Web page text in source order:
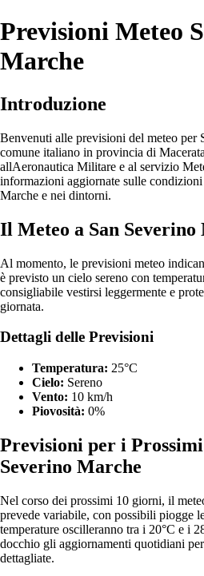
Previsioni Meteo
Marche
Introduzione
Benvenuti alle previsioni del meteo per
comune italiano in provincia di
allAeronautica Militare e al servizio
informazioni aggiornate sulle
Marche e nei dintorni.
Il Meteo a San
Al momento, le previsioni meteo
è previsto un cielo sereno con
consigliabile vestirsi leggermente e
giornata.
Dettagli delle Previsioni
Temperatura: 25°C
Cielo: Sereno
Vento: 10 km/h
Piovosità: 0%
Previsioni per i
Severino Marche
Nel corso dei prossimi 10 giorni, il
prevede variabile, con possibili piogge
temperature oscilleranno tra i 20°C e i
docchio gli aggiornamenti quotidiani
dettagliate.